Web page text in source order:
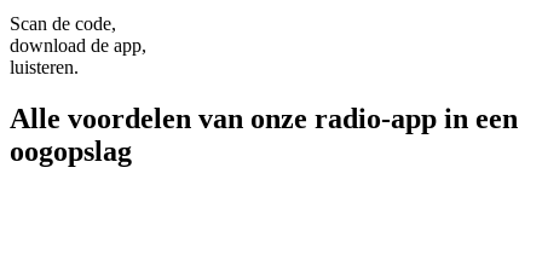
Scan de code,
download de app,
luisteren.
Alle voordelen van onze radio-app in een
oogopslag